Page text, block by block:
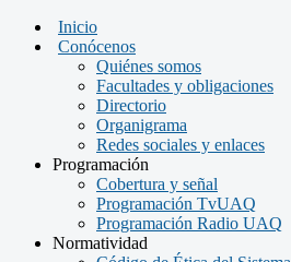
Inicio
Conócenos
Quiénes somos
Facultades y obligaciones
Directorio
Organigrama
Redes sociales y enlaces
Programación
Cobertura y señal
Programación TvUAQ
Programación Radio UAQ
Normatividad